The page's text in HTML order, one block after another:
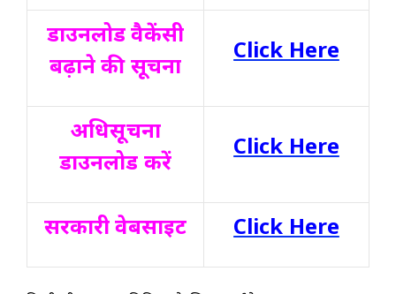
डाउनलोड वैकेंसी
बढ़ाने की सूचना
Click Here
अधिसूचना
डाउनलोड करें
Click Here
सरकारी वेबसाइट Click Here